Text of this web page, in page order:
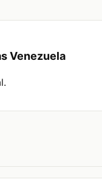
Venezuela